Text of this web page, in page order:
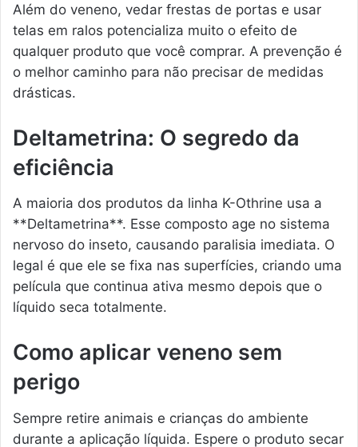
Além do veneno, vedar frestas de portas e usar
telas em ralos potencializa muito o efeito de
qualquer produto que você comprar. A prevenção é
o melhor caminho para não precisar de medidas
drásticas.
Deltametrina: O segredo da
eficiência
A maioria dos produtos da linha K-Othrine usa a
**Deltametrina**. Esse composto age no sistema
nervoso do inseto, causando paralisia imediata. O
legal é que ele se fixa nas superfícies, criando uma
película que continua ativa mesmo depois que o
líquido seca totalmente.
Como aplicar veneno sem
perigo
Sempre retire animais e crianças do ambiente
durante a aplicação líquida. Espere o produto secar